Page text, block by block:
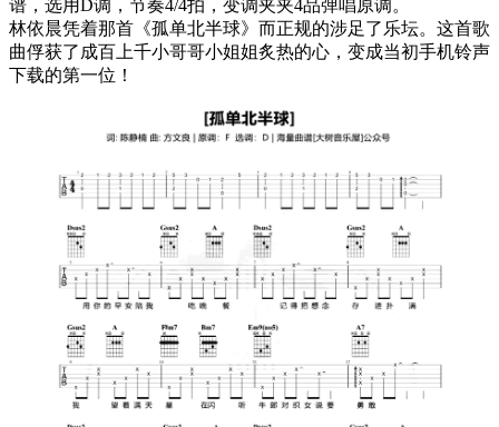
谱，选用D调，节奏4/4拍，变调夹夹4品弹唱原调。
林依晨凭着那首《孤单北半球》而正规的涉足了乐坛。这首歌
曲俘获了成百上千小哥哥小姐姐炙热的心，变成当初手机铃声
下载的第一位！